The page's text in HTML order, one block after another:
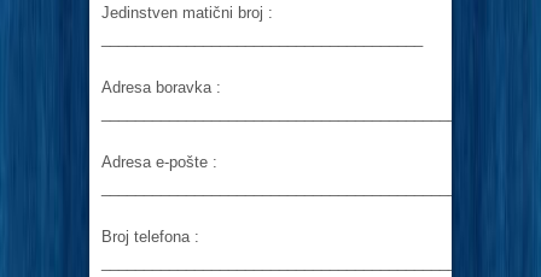
Jedinstven matični broj :
Adresa boravka :
Adresa e-pošte :
Broj telefona :